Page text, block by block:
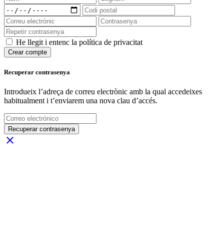
He llegit i entenc la política de privacitat
Crear compte
Recuperar contrasenya
Introdueix l’adreça de correu electrònic amb la qual accedeixes
habitualment i t’enviarem una nova clau d’accés.
Recuperar contrasenya
close